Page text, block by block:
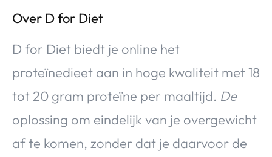
Over D for Diet
D for Diet biedt je online het
proteïnedieet aan in hoge kwaliteit met 18
tot 20 gram proteïne per maaltijd. De
oplossing om eindelijk van je overgewicht
af te komen, zonder dat je daarvoor de